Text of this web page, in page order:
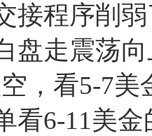
接程序削
盘走震荡
，看5-7
看6-11美